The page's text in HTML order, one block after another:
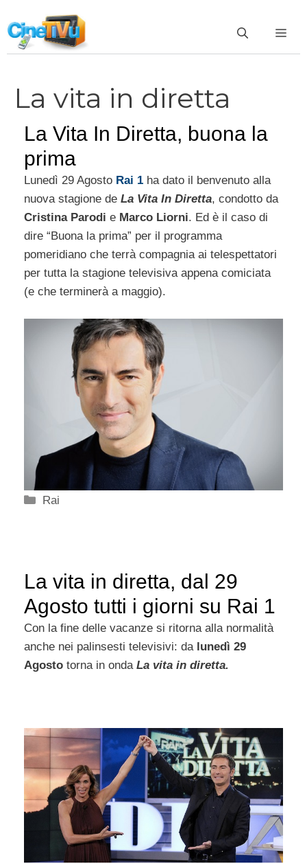
al
contenuto
La vita in diretta
La Vita In Diretta, buona la
prima
Lunedì 29 Agosto Rai 1 ha dato il benvenuto alla
nuova stagione de La Vita In Diretta, condotto da
Cristina Parodi e Marco Liorni. Ed è il caso di
dire “Buona la prima” per il programma
pomeridiano che terrà compagnia ai telespettatori
per tutta la stagione televisiva appena comiciata
(e che terminerà a maggio).
Categorie
Rai
La vita in diretta, dal 29
Agosto tutti i giorni su Rai 1
Con la fine delle vacanze si ritorna alla normalità
anche nei palinsesti televisivi: da lunedì 29
Agosto torna in onda La vita in diretta.